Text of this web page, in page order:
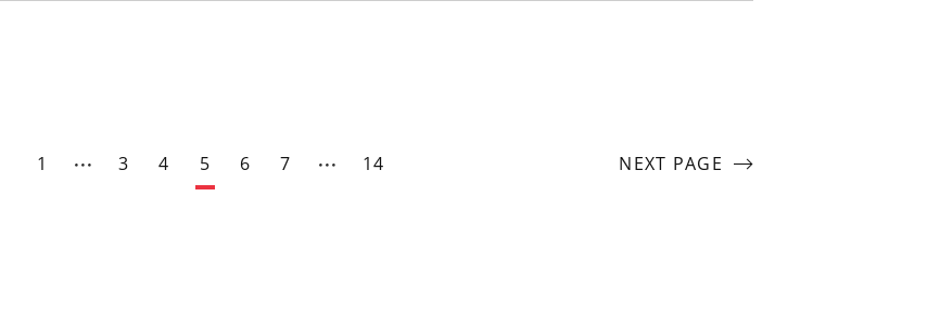
1 3 4 5 6 7 14 NEXT PAGE